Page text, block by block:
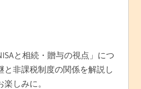
と相続・贈与の視点」につ
と非課税制度の関係を解説し
しみに。